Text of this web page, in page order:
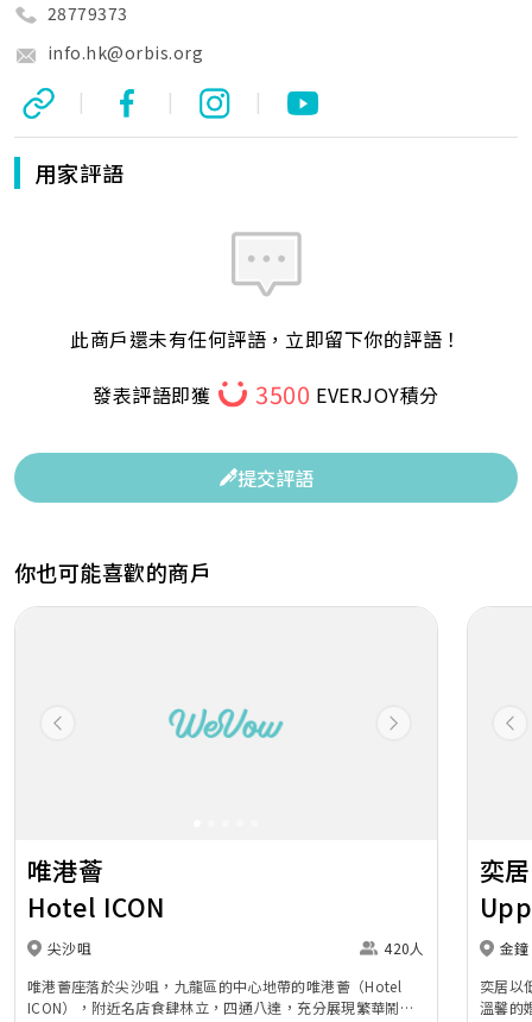
28779373
info.hk@orbis.org
| | |
用家評語
此商戶還未有任何評語，立即留下你的評語！
發表評語即獲
3500 EVERJOY積分
提交評語
你也可能喜歡的商戶
Previous Next
唯港薈
Hotel ICON
尖沙咀
420人
唯港薈座落於尖沙咀，九龍區的中心地帶的唯港薈（Hotel
ICON），附近名店食肆林立，四通八達，充分展現繁華鬧巿
奕居
金鐘
奕居以
溫馨的